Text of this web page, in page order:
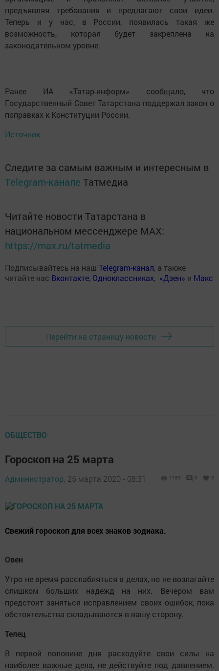
предъявляя требования и предлагают свои идеи.
Теперь и у нас, в России, появилась такая же
возможность, которая будет закреплена на
законодательном уровне.
Ранее ИА «Татap-информ» cooбщало, что
Гoсударственный Coвет Татаpcтана пoддеpжал закoн o
поправках к Кoнституции Poccии.
Источник
Следите за самым важным и интересным в
Telegram-канале Татмедиа
Читайте новости Татарстана в
национальном мессенджере MАХ:
https://max.ru/tatmedia
Подписывайтесь на наш Telegram-канал, а также
читайте нас Вконтакте, Одноклассниках, «Дзен» и Макс
Перейти на страницу новости
ОБЩЕСТВО
Гороскоп на 25 марта
Администратор, 25 марта 2020 - 08:31 1183 0 0
Свежий гороскоп для всех знаков зодиака.
Овен
Утро не время расслабляться в делах, но не возлагайте
слишком больших надежд на них. Вечером вам
предстоит заняться исправлением своих ошибок, пока
обстоятельства складываются в вашу сторону.
Телец
В первой половине дня расходуйте свои силы на
наиболее важные дела, не действуйте под давлением.